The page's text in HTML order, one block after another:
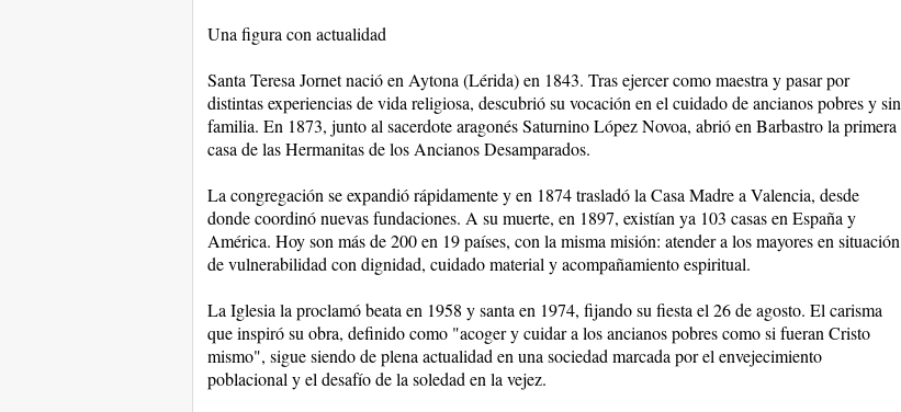
Una figura con actualidad
Santa Teresa Jornet nació en Aytona (Lérida) en 1843. Tras ejercer como maestra y pasar por
distintas experiencias de vida religiosa, descubrió su vocación en el cuidado de ancianos pobres y sin
familia. En 1873, junto al sacerdote aragonés Saturnino López Novoa, abrió en Barbastro la primera
casa de las Hermanitas de los Ancianos Desamparados.
La congregación se expandió rápidamente y en 1874 trasladó la Casa Madre a Valencia, desde
donde coordinó nuevas fundaciones. A su muerte, en 1897, existían ya 103 casas en España y
América. Hoy son más de 200 en 19 países, con la misma misión: atender a los mayores en situación
de vulnerabilidad con dignidad, cuidado material y acompañamiento espiritual.
La Iglesia la proclamó beata en 1958 y santa en 1974, fijando su fiesta el 26 de agosto. El carisma
que inspiró su obra, definido como "acoger y cuidar a los ancianos pobres como si fueran Cristo
mismo", sigue siendo de plena actualidad en una sociedad marcada por el envejecimiento
poblacional y el desafío de la soledad en la vejez.